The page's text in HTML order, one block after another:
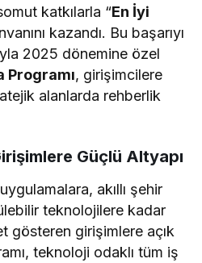
katkılarla “En İyi
kazandı. Bu başarıyı
2025 dönemine özel
Programı, girişimcilere
alanlarda rehberlik
Güçlü Altyapı
akıllı şehir
teknolojilere kadar
gösteren girişimlere açık
teknoloji odaklı tüm iş